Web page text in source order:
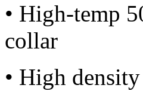
• High-temp
collar
• High